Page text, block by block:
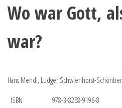
Wo war Gott,
war?
Hans Mendl, Ludger Schwienhorst-
ISBN
978-3-8258-9196-8